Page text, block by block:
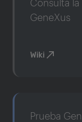
GeneXus
Wiki
Prueba